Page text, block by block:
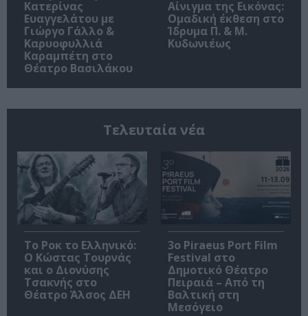
Κατερίνας
Ευαγγελάτου με
Γιώργο Γάλλο &
Καρυοφυλλιά
Καραμπέτη στο
Θέατρο Βασιλάκου
Αίνιγμα της Εικόνας:
Ομαδική έκθεση στο
Ίδρυμα Π. & Μ.
Κυδωνιέως
Τελευταία νέα
Το Ροκ το Ελληνικό:
Ο Κώστας Τουρνάς
και ο Διονύσης
Τσακνής στο
Θέατρο Άλσος ΔΕΗ
3o Piraeus Port Film
Festival στο
Δημοτικό Θέατρο
Πειραιά – Από τη
Βαλτική στη
Μεσόγειο